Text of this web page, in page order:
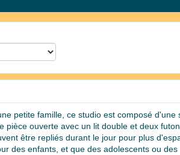
petite famille, ce studio est composé d'une
pièce ouverte avec un lit double et deux
être repliés durant le jour pour plus
des enfants, et que des adolescents ou des